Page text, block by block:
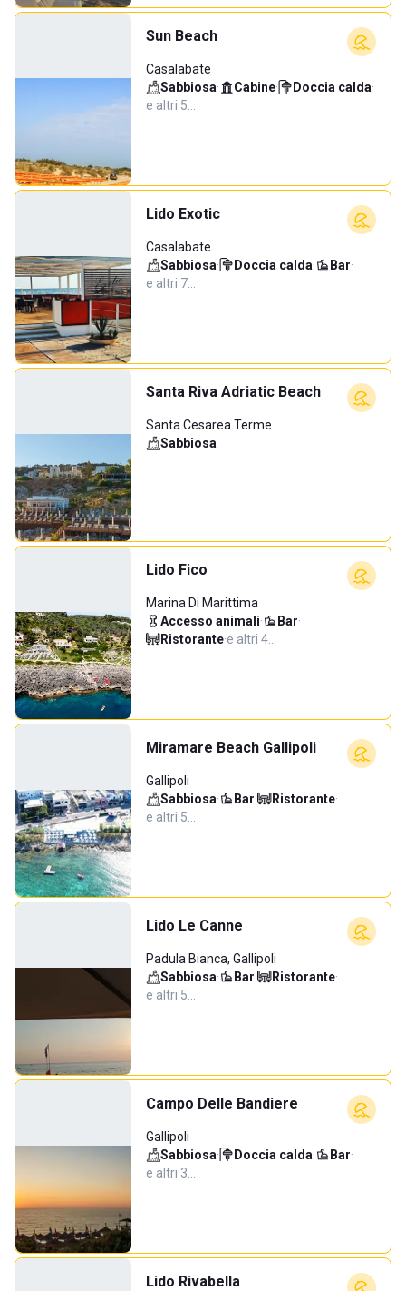
Sun Beach
Casalabate
Sabbiosa· Cabine· Doccia calda·
e altri 5…
Lido Exotic
Casalabate
Sabbiosa· Doccia calda· Bar·
e altri 7…
Santa Riva Adriatic Beach
Santa Cesarea Terme
Sabbiosa
Lido Fico
Marina Di Marittima
Accesso animali· Bar·
Ristorante·e altri 4…
Miramare Beach Gallipoli
Gallipoli
Sabbiosa· Bar· Ristorante·
e altri 5…
Lido Le Canne
Padula Bianca, Gallipoli
Sabbiosa· Bar· Ristorante·
e altri 5…
Campo Delle Bandiere
Gallipoli
Sabbiosa· Doccia calda· Bar·
e altri 3…
Lido Rivabella